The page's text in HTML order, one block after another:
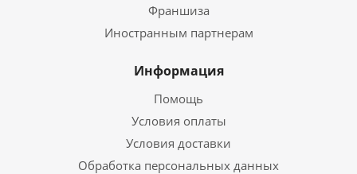
Франшиза
Иностранным партнерам
Информация
Помощь
Условия оплаты
Условия доставки
Обработка персональных данных